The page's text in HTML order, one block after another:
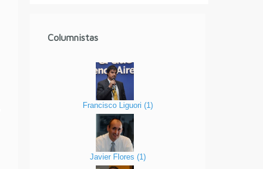
Columnistas
Francisco Liguori (1)
Javier Flores (1)